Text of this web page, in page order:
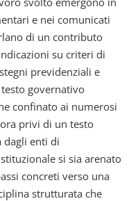
e nei comunicati
di un contributo
su criteri di
previdenziali e
governativo
confinato ai numerosi
privi di un testo
dagli enti di
si sia arenato
concreti verso una
strutturata che